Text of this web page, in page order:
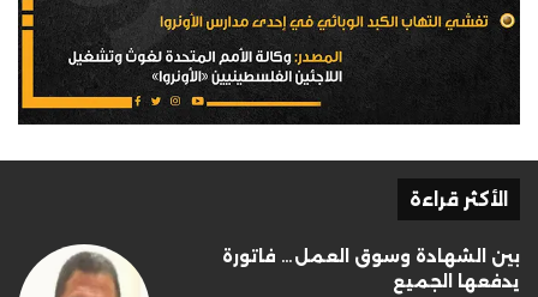
الأكثر قراءة
بين الشهادة وسوق العمل… فاتورة
يدفعها الجميع